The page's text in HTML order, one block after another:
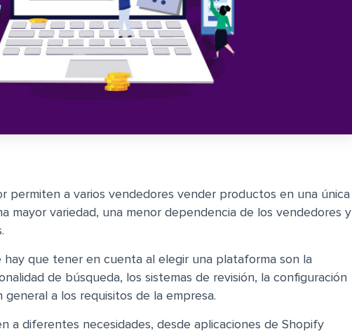
permiten a varios vendedores vender productos en una única
mayor variedad, una menor dependencia de los vendedores y
hay que tener en cuenta al elegir una plataforma son la
de búsqueda, los sistemas de revisión, la configuración
a los requisitos de la empresa.
a diferentes necesidades, desde aplicaciones de Shopify